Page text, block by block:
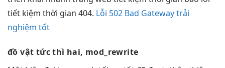
tiết kiệm thời gian 404. Lỗi 502 Bad Gateway trải
nghiệm tốt
đồ vật tức thì hai, mod_rewrite